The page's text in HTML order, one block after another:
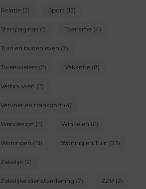
Relatie (3) Sport (13)
Startpaginas (1) Toerisme (4)
Tuin en buitenleven (2)
Tweewielers (2) Vakantie (8)
Verbouwen (3)
Vervoer en transport (4)
Webdesign (5) Winkelen (6)
Woningen (13) Woning en Tuin (27)
Zakelijk (2)
Zakelijke dienstverlening (7) ZZP (2)